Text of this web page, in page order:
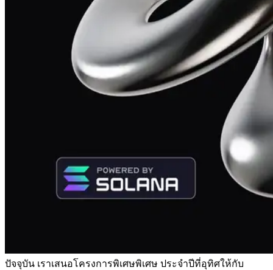
ปัจจุบัน เราเสนอโครงการพิเศษพิเศษ ประจําปีที่อุทิศให้กับ